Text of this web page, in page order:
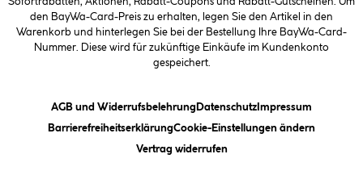
Sofortrabatten, Aktionen, Rabatt-Coupons und Rabatt-Gutscheinen. Um
den BayWa-Card-Preis zu erhalten, legen Sie den Artikel in den
Warenkorb und hinterlegen Sie bei der Bestellung Ihre BayWa-Card-
Nummer. Diese wird für zukünftige Einkäufe im Kundenkonto
gespeichert.
AGB und Widerrufsbelehrung (öffnet ein Dialogfeld)
Datenschutz(öffnet ein Dialogfeld)
Impressum
Barrierefreiheitserklärung(öffnet ein Dialogfeld)
Cookie-Einstellungen ändern(öffnet
Vertrag widerrufen